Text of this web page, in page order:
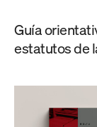
Guía
estatutos de